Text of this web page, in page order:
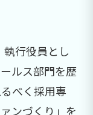
執行役員とし
ルス部門を歴
べく採用専
ンづくり」を